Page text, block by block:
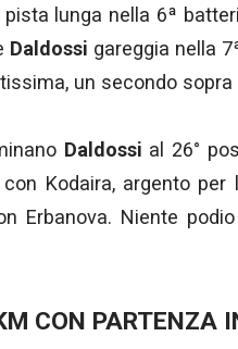
lunga nella 6ª
Daldossi gareggia nella
un secondo
Daldossi al 26°
Kodaira, argento
Erbanova. Niente
CON PARTENZA